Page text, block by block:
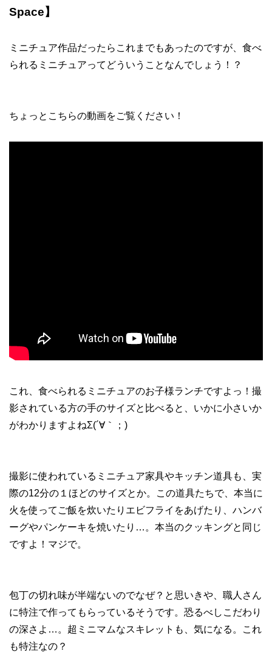
Space】
ミニチュア作品だったらこれまでもあったのですが、食べ
られるミニチュアってどういうことなんでしょう！？
ちょっとこちらの動画をご覧ください！
これ、食べられるミニチュアのお子様ランチですよっ！撮
影されている方の手のサイズと比べると、いかに小さいか
がわかりますよねΣ(´∀｀；)
撮影に使われているミニチュア家具やキッチン道具も、実
際の12分の１ほどのサイズとか。この道具たちで、本当に
火を使ってご飯を炊いたりエビフライをあげたり、ハンバ
ーグやパンケーキを焼いたり…。本当のクッキングと同じ
ですよ！マジで。
包丁の切れ味が半端ないのでなぜ？と思いきや、職人さん
に特注で作ってもらっているそうです。恐るべしこだわり
の深さよ…。超ミニマムなスキレットも、気になる。これ
も特注なの？